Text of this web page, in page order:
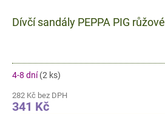
Dívčí sandály PEPPA PIG růžové
4-8 dní(2 ks)
282 Kč bez DPH
341 Kč